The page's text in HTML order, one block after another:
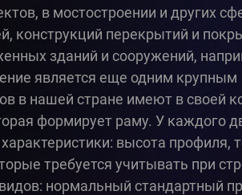
в мостостроении и других
конструкций перекрытий и
зданий и сооружений,
является еще одним крупным
в нашей стране имеют в своей
формирует раму. У каждого
высота профиля,
требуется учитывать при
нормальный стандартный